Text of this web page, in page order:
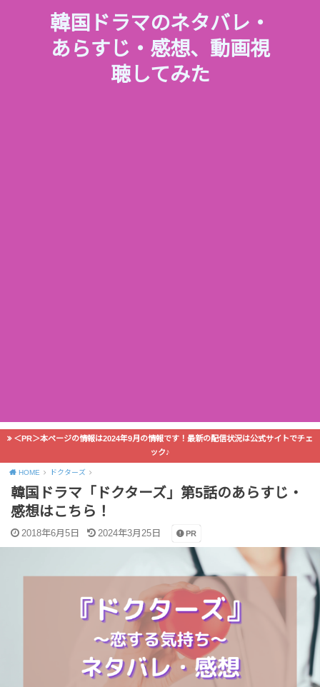
韓国ドラマのネタバレ・
あらすじ・感想、動画視
聴してみた
＜PR＞本ページの情報は2024年9月の情報です！最新の配信状況は公式サイトでチェ
ック♪
HOME ドクターズ
韓国ドラマ「ドクターズ」第5話のあらすじ・
感想はこちら！
2018年6月5日 2024年3月25日 PR